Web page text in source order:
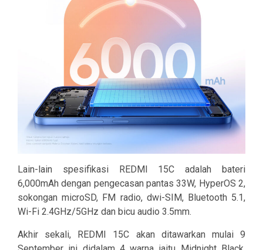
Lain-lain spesifikasi REDMI 15C adalah bateri
6,000mAh dengan pengecasan pantas 33W, HyperOS 2,
sokongan microSD, FM radio, dwi-SIM, Bluetooth 5.1,
Wi-Fi 2.4GHz/5GHz dan bicu audio 3.5mm.
Akhir sekali, REDMI 15C akan ditawarkan mulai 9